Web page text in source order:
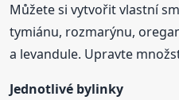
Můžete si vytvořit vlastní
tymiánu, rozmarýnu,
a levandule. Upravte
Jednotlivé bylinky